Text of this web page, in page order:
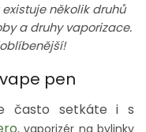
několik druhů
a druhy vaporizace.
pen
často setkáte i s